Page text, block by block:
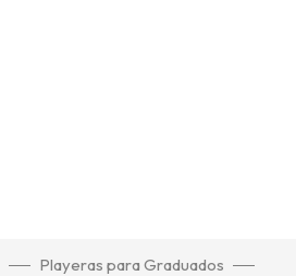
Playeras para Graduados